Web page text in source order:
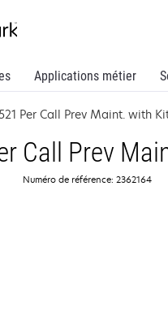
Applications métier
Per Call Prev Maint. with
Call Prev
Numéro de référence: 2362164